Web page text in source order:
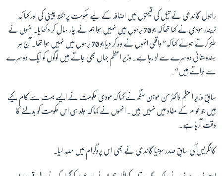
راہول گاندھی نے تیل کی قیمتوں میں اضافہ کے لیے حکومت پر نکتہ چینی کی اور کہا کہ
نریندر مودی نے کہا تھا کہ جو 70 برسوں میں نہیں ہوا ہم نے چار سال کر دکھایا۔ انہوں نے
طنز کرتے ہوئے کہا کہ” واقعی انہوں نے وہ کر دیا جو 70 برسوں میں نہیں ہوا تھا۔ آج ہر
ہندوستانی دوسرے سے لڑ رہا ہے۔ وزیر اعظم جہاں بھی جاتے ہیں لوگوں کو ایک دوسرے
سے لڑاتے ہیں“۔
سابق وزیر اعظم ڈاکٹر من موہن سنگھ نے کہا کہ مودی حکومت نے ایسے بہت سے کام کیے
ہیں جو عوام کے مفاد میں نہیں ہیں۔ انھوں نے کہا کہ جلد ہی اس حکومت کو بدلنے کا
وقت آرہا ہے۔
کانگریس کی سابق صدر سونیا گاندھی نے بھی اس پروگرام میں حصہ لیا۔